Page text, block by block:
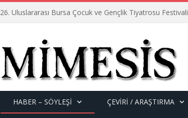
26. Uluslararası Bursa Çocuk ve Gençlik Tiyatrosu Festivali
HABER – SÖYLEŞI ÇEVİRİ / ARAŞTIRMA